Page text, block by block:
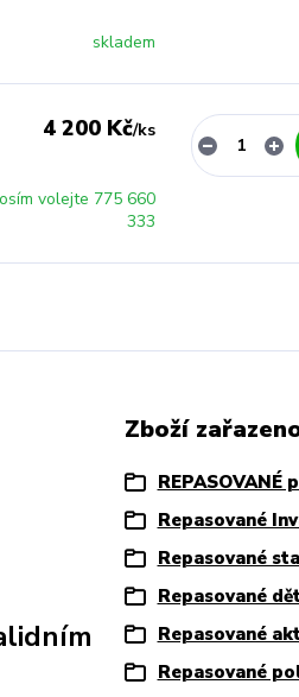
skladem
4 200 Kč/ks
volejte 775 660
333
Zboží
REPASOVANÉ
Repasované
Repasované
Repasované
Repasované
Repasované